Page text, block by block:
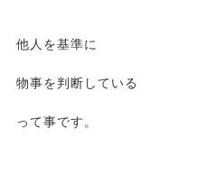
他人を基準に
物事を判断している
って事です。